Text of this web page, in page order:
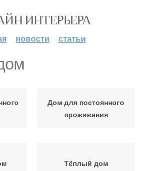
ИНТЕРЬЕРА
новости статьи
Дом для постоянного
проживания
Тёплый дом